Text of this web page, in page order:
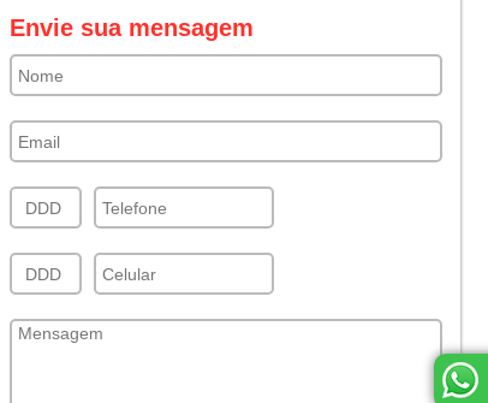
Envie sua mensagem